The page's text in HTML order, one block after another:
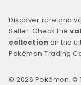
Discover rare and
Seller. Check the
collection on the
Pokémon Trading
© 2026 Pokémon. ©